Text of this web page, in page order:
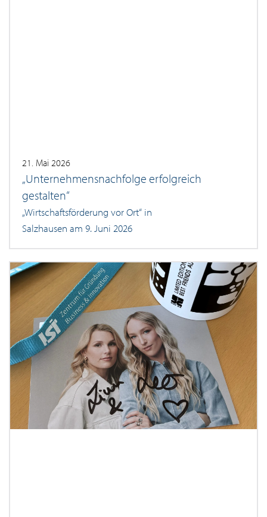
21. Mai 2026
„Unternehmensnachfolge erfolgreich
gestalten“
„Wirtschaftsförderung vor Ort“ in
Salzhausen am 9. Juni 2026